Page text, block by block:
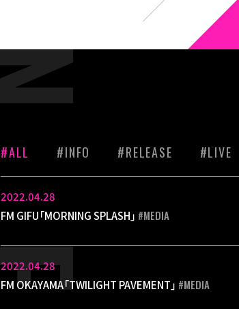
#ALL #INFO #RELEASE #LIVE
2022.04.28
FM GIFU「MORNING SPLASH」 #MEDIA
2022.04.28
FM OKAYAMA「TWILIGHT PAVEMENT」 #MEDIA